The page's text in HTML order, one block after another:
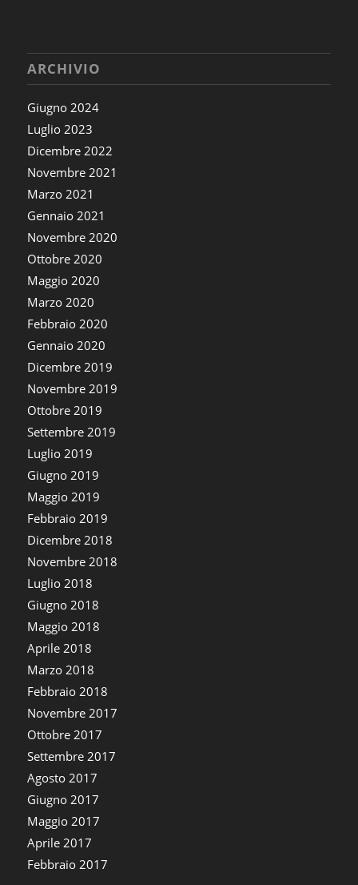
ARCHIVIO
Giugno 2024
Luglio 2023
Dicembre 2022
Novembre 2021
Marzo 2021
Gennaio 2021
Novembre 2020
Ottobre 2020
Maggio 2020
Marzo 2020
Febbraio 2020
Gennaio 2020
Dicembre 2019
Novembre 2019
Ottobre 2019
Settembre 2019
Luglio 2019
Giugno 2019
Maggio 2019
Febbraio 2019
Dicembre 2018
Novembre 2018
Luglio 2018
Giugno 2018
Maggio 2018
Aprile 2018
Marzo 2018
Febbraio 2018
Novembre 2017
Ottobre 2017
Settembre 2017
Agosto 2017
Giugno 2017
Maggio 2017
Aprile 2017
Febbraio 2017